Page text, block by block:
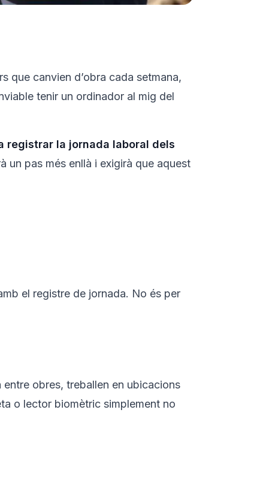
que canvien d’obra cada setmana,
tenir un ordinador al mig del
registrar la jornada laboral dels
un pas més enllà i exigirà que aquest
el registre de jornada. No és per
obres, treballen en ubicacions
o lector biomètric simplement no